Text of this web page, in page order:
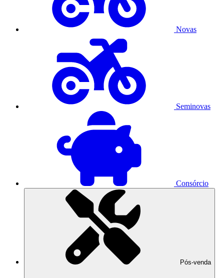
Novas
Seminovas
Consórcio
Pós-venda